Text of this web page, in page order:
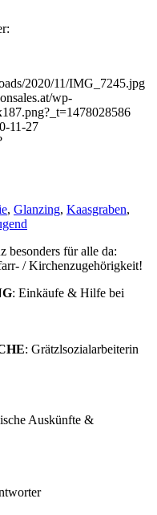
2020/11/IMG_7245.jpg
wp-
11-27
, Glanzing, Kaasgraben,
besonders für alle da:
/ Kirchenzugehörigkeit!
: Einkäufe & Hilfe bei
: Grätzlsozialarbeiterin
Auskünfte &